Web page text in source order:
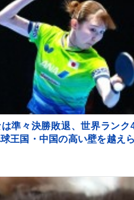
準々決勝敗退、世界ランク
王国・中国の高い壁を越え